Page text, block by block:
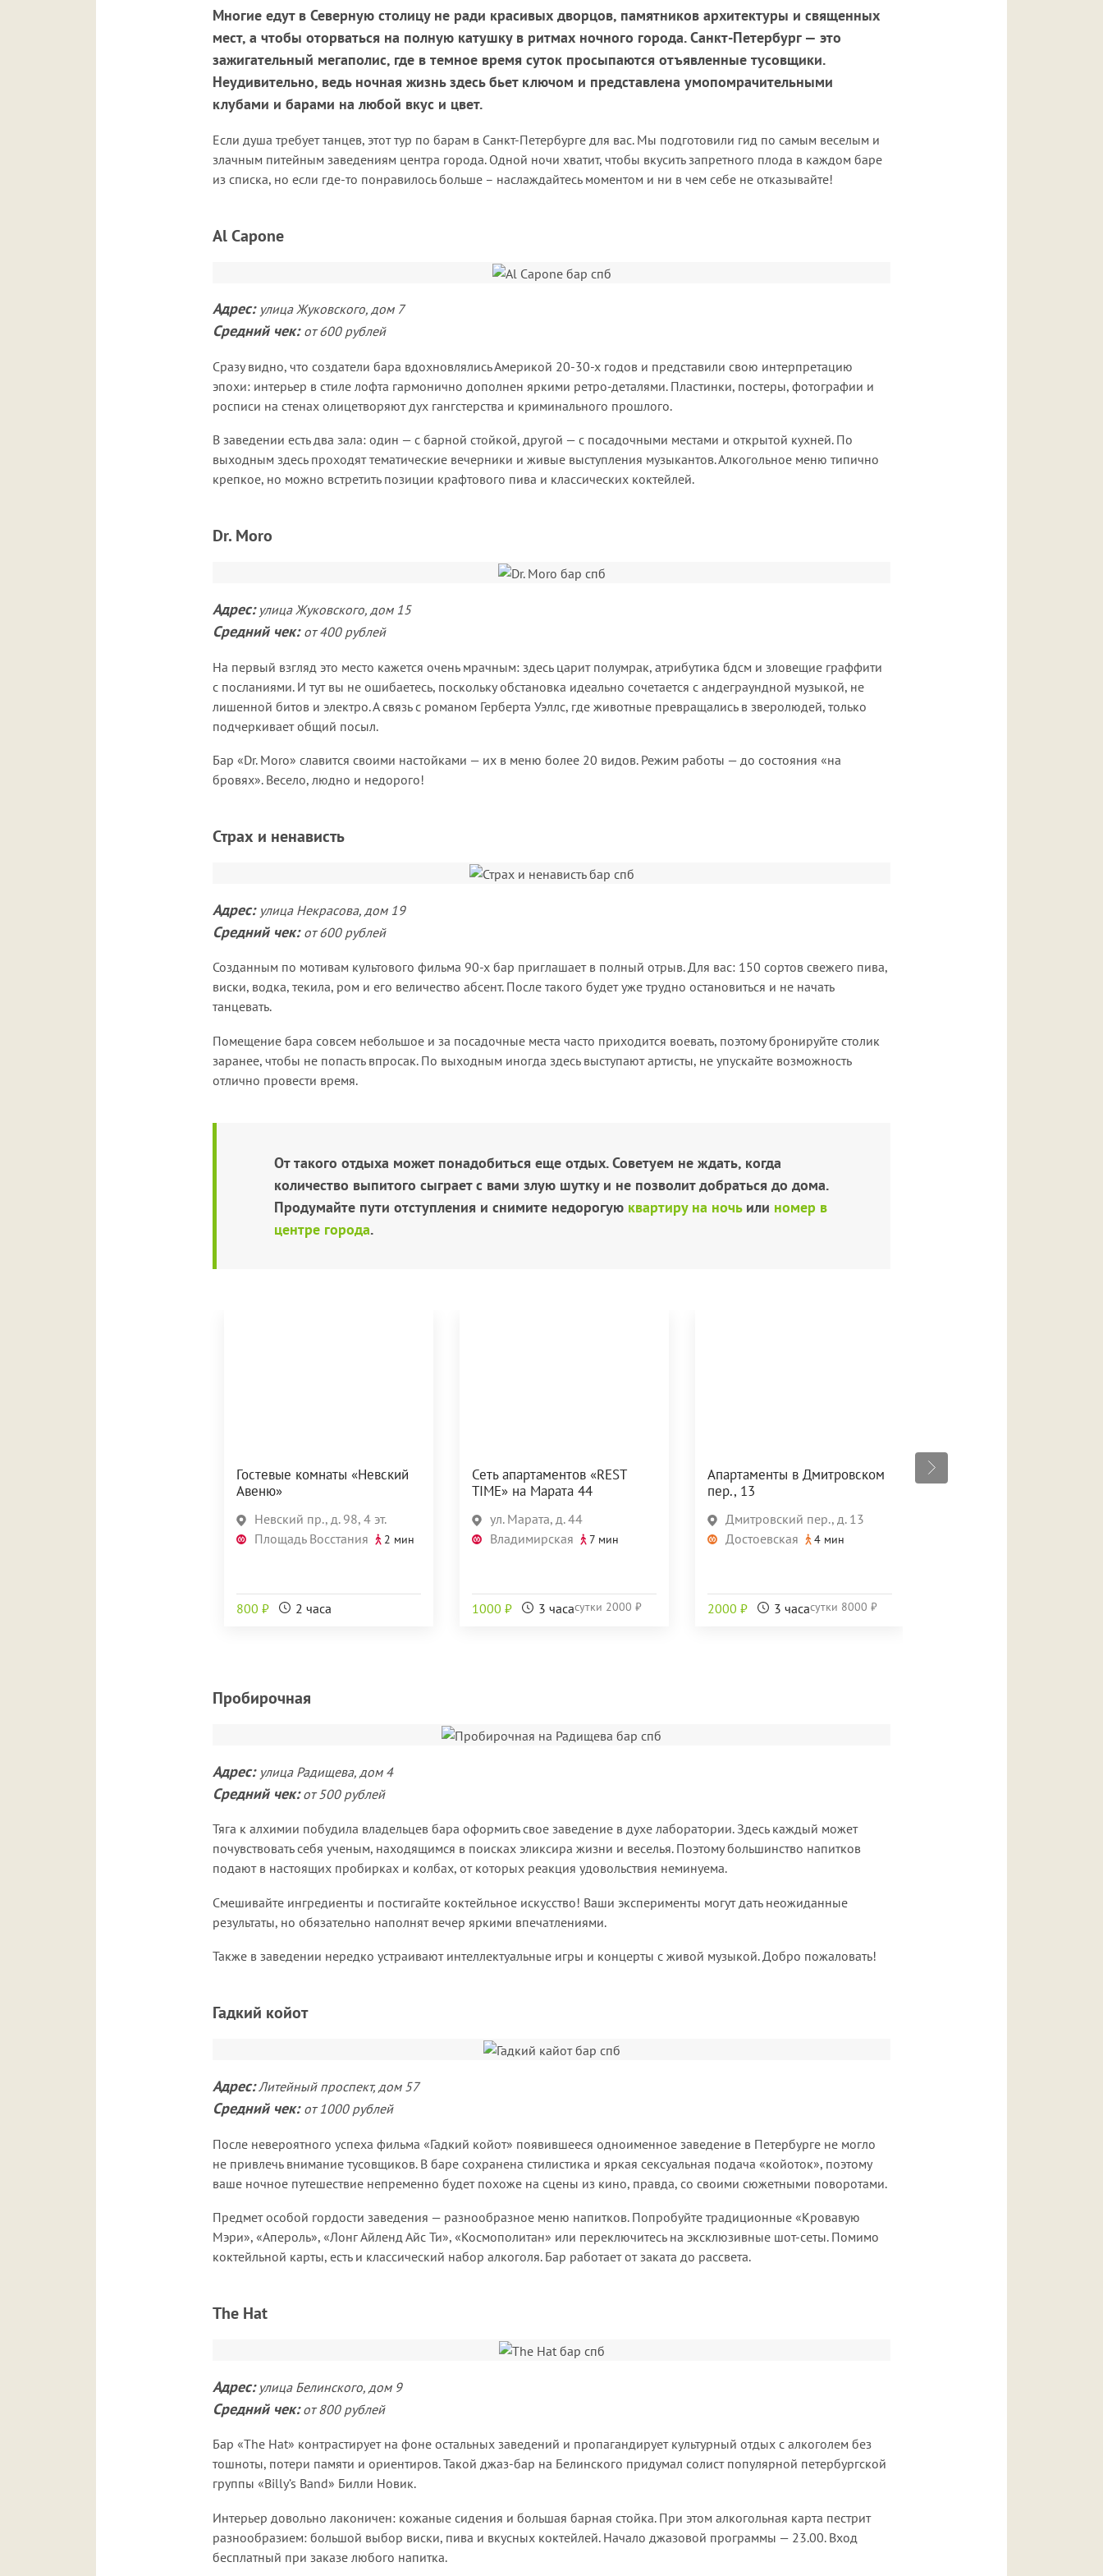
Многие едут в Северную столицу не ради красивых дворцов, памятников архитектуры и священных
мест, а чтобы оторваться на полную катушку в ритмах ночного города. Санкт-Петербург — это
зажигательный мегаполис, где в темное время суток просыпаются отъявленные тусовщики.
Неудивительно, ведь ночная жизнь здесь бьет ключом и представлена умопомрачительными
клубами и барами на любой вкус и цвет.
Если душа требует танцев, этот тур по барам в Санкт-Петербурге для вас. Мы подготовили гид по самым веселым и
злачным питейным заведениям центра города. Одной ночи хватит, чтобы вкусить запретного плода в каждом баре
из списка, но если где-то понравилось больше – наслаждайтесь моментом и ни в чем себе не отказывайте!
Al Capone
Адрес: улица Жуковского, дом 7
Средний чек: от 600 рублей
Сразу видно, что создатели бара вдохновлялись Америкой 20-30-х годов и представили свою интерпретацию
эпохи: интерьер в стиле лофта гармонично дополнен яркими ретро-деталями. Пластинки, постеры, фотографии и
росписи на стенах олицетворяют дух гангстерства и криминального прошлого.
В заведении есть два зала: один — с барной стойкой, другой — с посадочными местами и открытой кухней. По
выходным здесь проходят тематические вечерники и живые выступления музыкантов. Алкогольное меню типично
крепкое, но можно встретить позиции крафтового пива и классических коктейлей.
Dr. Moro
Адрес:улица Жуковского, дом 15
Средний чек: от 400 рублей
На первый взгляд это место кажется очень мрачным: здесь царит полумрак, атрибутика бдсм и зловещие граффити
с посланиями. И тут вы не ошибаетесь, поскольку обстановка идеально сочетается с андеграундной музыкой, не
лишенной битов и электро. А связь с романом Герберта Уэллс, где животные превращались в зверолюдей, только
подчеркивает общий посыл.
Бар «Dr. Moro» славится своими настойками — их в меню более 20 видов. Режим работы — до состояния «на
бровях». Весело, людно и недорого!
Страх и ненависть
Адрес: улица Некрасова, дом 19
Средний чек: от 600 рублей
Созданным по мотивам культового фильма 90-х бар приглашает в полный отрыв. Для вас: 150 сортов свежего пива,
виски, водка, текила, ром и его величество абсент. После такого будет уже трудно остановиться и не начать
танцевать.
Помещение бара совсем небольшое и за посадочные места часто приходится воевать, поэтому бронируйте столик
заранее, чтобы не попасть впросак. По выходным иногда здесь выступают артисты, не упускайте возможность
отлично провести время.
От такого отдыха может понадобиться еще отдых. Советуем не ждать, когда
количество выпитого сыграет с вами злую шутку и не позволит добраться до дома.
Продумайте пути отступления и снимите недорогую квартиру на ночьили номер в
центре города.
Гостевые комнаты «Невский
Авеню»
Невский пр., д. 98, 4 эт.
Площадь Восстания
2 мин
800 ₽ 2 часа
Сеть апартаментов «REST
TIME» на Марата 44
ул. Марата, д. 44
Владимирская
7 мин
1000 ₽ 3 часасутки 2000 ₽
Апартаменты в Дмитровском
пер., 13
Дмитровский пер., д. 13
Достоевская
4 мин
2000 ₽ 3 часасутки 8000 ₽
Пробирочная
Адрес: улица Радищева, дом 4
Средний чек:от 500 рублей
Тяга к алхимии побудила владельцев бара оформить свое заведение в духе лаборатории. Здесь каждый может
почувствовать себя ученым, находящимся в поисках эликсира жизни и веселья. Поэтому большинство напитков
подают в настоящих пробирках и колбах, от которых реакция удовольствия неминуема.
Смешивайте ингредиенты и постигайте коктейльное искусство! Ваши эксперименты могут дать неожиданные
результаты, но обязательно наполнят вечер яркими впечатлениями.
Также в заведении нередко устраивают интеллектуальные игры и концерты с живой музыкой. Добро пожаловать!
Гадкий койот
Адрес:Литейный проспект, дом 57
Средний чек: от 1000 рублей
После невероятного успеха фильма «Гадкий койот» появившееся одноименное заведение в Петербурге не могло
не привлечь внимание тусовщиков. В баре сохранена стилистика и яркая сексуальная подача «койоток», поэтому
ваше ночное путешествие непременно будет похоже на сцены из кино, правда, со своими сюжетными поворотами.
Предмет особой гордости заведения — разнообразное меню напитков. Попробуйте традиционные «Кровавую
Мэри», «Апероль», «Лонг Айленд Айс Ти», «Космополитан» или переключитесь на эксклюзивные шот-сеты. Помимо
коктейльной карты, есть и классический набор алкоголя. Бар работает от заката до рассвета.
The Hat
Адрес:улица Белинского, дом 9
Средний чек:от 800 рублей
Бар «The Hat» контрастирует на фоне остальных заведений и пропагандирует культурный отдых с алкоголем без
тошноты, потери памяти и ориентиров. Такой джаз-бар на Белинского придумал солист популярной петербургской
группы «Billy’s Band» Билли Новик.
Интерьер довольно лаконичен: кожаные сидения и большая барная стойка. При этом алкогольная карта пестрит
разнообразием: большой выбор виски, пива и вкусных коктейлей. Начало джазовой программы — 23.00. Вход
бесплатный при заказе любого напитка.